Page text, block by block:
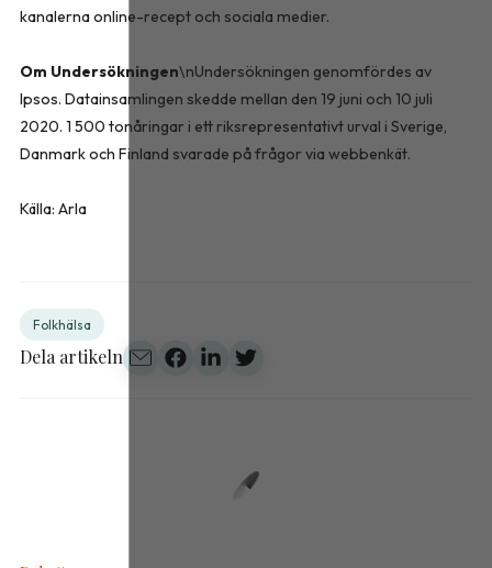
kanalerna online-recept och sociala medier.
Om Undersökningen\nUndersökningen genomfördes av
Ipsos. Datainsamlingen skedde mellan den 19 juni och 10 juli
2020. 1 500 tonåringar i ett riksrepresentativt urval i Sverige,
Danmark och Finland svarade på frågor via webbenkät.
Källa: Arla
Folkhälsa
Dela artikeln